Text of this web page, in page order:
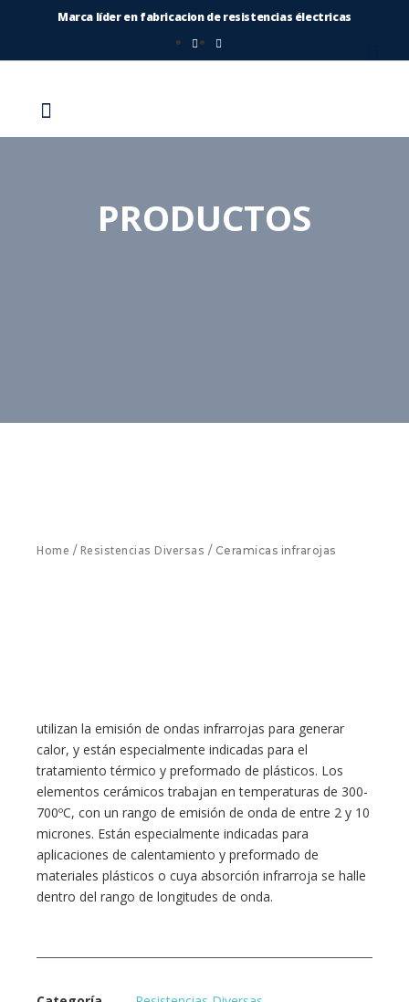
Marca líder en fabricacion de resistencias électricas
PRODUCTOS
Home / Resistencias Diversas / Ceramicas infrarojas
utilizan la emisión de ondas infrarrojas para generar
calor, y están especialmente indicadas para el
tratamiento térmico y preformado de plásticos. Los
elementos cerámicos trabajan en temperaturas de 300-
700ºC, con un rango de emisión de onda de entre 2 y 10
micrones. Están especialmente indicadas para
aplicaciones de calentamiento y preformado de
materiales plásticos o cuya absorción infrarroja se halle
dentro del rango de longitudes de onda.